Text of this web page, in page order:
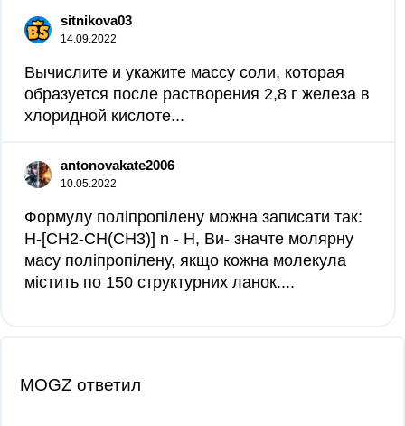
sitnikova03
14.09.2022
Вычислите и укажите массу соли, которая
образуется после растворения 2,8 г железа в
хлоридной кислоте...
antonovakate2006
10.05.2022
Формулу поліпропілену можна записати так:
H-[CH2-CH(CH3)] n - Н, Ви- значте молярну
масу поліпропілену, якщо кожна молекула
містить по 150 структурних ланок.​...
MOGZ ответил